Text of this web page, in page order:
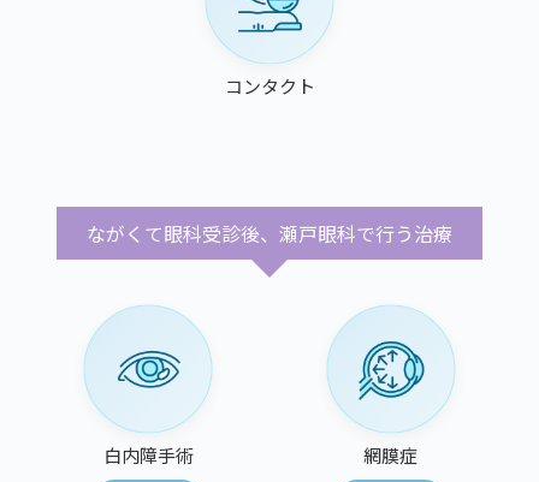
コンタクト
ながくて眼科受診後、瀬戸眼科で行う治療
白内障手術
網膜症